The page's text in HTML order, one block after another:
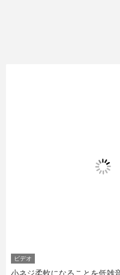
ビデオ
小ネジ柔軟になることを低雑